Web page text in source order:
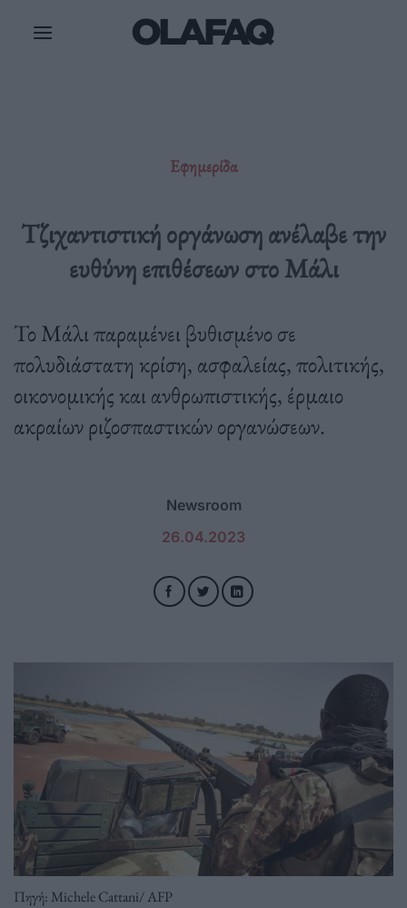
Εφημερίδα
Τζιχαντιστική οργάνωση ανέλαβε την
ευθύνη επιθέσεων στο Μάλι
Το Μάλι παραμένει βυθισμένο σε
πολυδιάστατη κρίση, ασφαλείας, πολιτικής,
οικονομικής και ανθρωπιστικής, έρμαιο
ακραίων ριζοσπαστικών οργανώσεων.
Newsroom
26.04.2023
Πηγή: Michele Cattani/ AFP